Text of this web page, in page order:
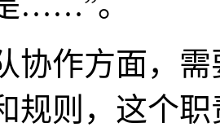
协作方面，
规则，这个